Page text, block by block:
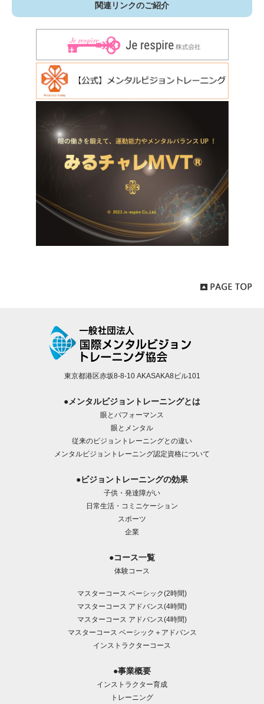
関連リンクのご紹介
東京都港区赤坂8-8-10 AKASAKA8ビル101
●メンタルビジョントレーニングとは
眼とパフォーマンス
眼とメンタル
従来のビジョントレーニングとの違い
メンタルビジョントレーニング認定資格について
●ビジョントレーニングの効果
子供・発達障がい
日常生活・コミニケーション
スポーツ
企業
●コース一覧
体験コース
マスターコース ベーシック(2時間)
マスターコース アドバンス(4時間)
マスターコース アドバンス(4時間)
マスターコース ベーシック＋アドバンス
インストラクターコース
●事業概要
インストラクター育成
トレーニング